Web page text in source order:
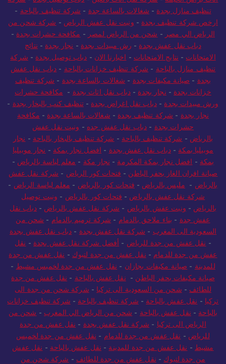
تنظيف منازل بجدة - شغالات بالساعة جدة - شركة تنظيف بالباحة -
ارخص شركة تنظيف بجدة - ونيت نقل عفش الرياض - شركة شحن من
الرياض الي مصر - شحن من الرياض لمصر - مكافحة حشرات بجدة -
دباب نقل عفش بجدة - رش مبيدات بجدة - نجار بجدة - نتائج
الامتحانات - نتايج الامتحانات - اخبارنا الان - دباب توصيل بجدة - شركة
تنظيف منازل بالباحة - شركة تنظيف خزانات بالباحة - دباب نقل عفش
بجدة - صيانة مكيفات بجدة - شغالات بالساعة بجدة - شركة تنظيف
خزانات بجدة - نجار بجدة - دباب نقل اثاث بجدة - مكافحة حشرات
ورش مبيدات بجدة -دباب نقل اغراض بجدة -تنظيف كنب بالبخار بجدة -
نجار بجدة - شركة تنظيف بجدة - شغالات بالساعة بجدة - مكافحة
حشرات بجدة - دباب نقل عفش جده - ونيت نقل عفش
بالرياض - شركة تنظيف بالباحة - شركة تنظيف بالبخار بالباحة - نجار
موبيليا بمكة -دباب نقل عفش بجدة - افضل نجار بمكة - نجار موبيليا
بمكة - افضل نجار بمكة المكرمة - نجار مكة - معلم لياسة بالرياض -
صيانة افران الغاز بحفر الباطن - فتحات كور الرياض - شركة نقل عفش
بالرياض - مليس بالرياض - فتحات كور بالرياض - معلم لياسة الرياض -
شركة نقل عفش بالرياض - فتحات كور بالرياض - ونيت توصيل
بالرياض - ونيت عفش بالرياض - شركة نقل عفش بالرياض -دباب نقل
عفش جدة - بناء ملاحق بالدمام - شركة ترميم بالدمام - شحن من
السعودية الى المغرب - شركة نقل عفش بجدة - دباب نقل عفش بجدة
- نقل عفش من جدة للرياض - أفضل شركة نقل عفش بجدة - نقل
عفش من جدة للدمام - نقل عفش من جدة لتبوك - نقل عفش من جدة
للمدينة - صيانة مكيفات بجازان - نقل عفش من جدة لخميس مشيط -
صيانة مكيفات بحفر الباطن - نقل عفش بالباحة - نقل عفش من جدة
للطائف - شحن من السعودية الى تركيا - شركة شحن من جدة الى
تركيا - نقل عفش بالباحة - شركة تنظيف بالباحة - شركة تنظيف خزانات
بالباحة - نقل عفش بالباحة - شحن من الرياض الي المغرب - شحن من
الرياض الى تركيا - شركة نقل عفش بجدة - نقل عفش من جدة
للرياض - نقل عفش من جدة للدمام - نقل عفش من جدة لخميس
مشيط - نقل عفش من جدة للمدينة - نقل عفش بالباحة - نقل عفش
من جدة لتبوك - نقل عفش من جدة للطائف - شركة شحن من